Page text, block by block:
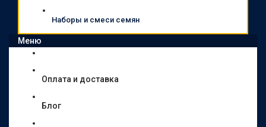
Наборы и смеси семян
Меню
Оплата и доставка
Блог